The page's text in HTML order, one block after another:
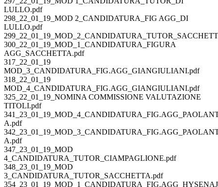
LULLO.pdf
298_22_01_19_MOD 2_CANDIDATURA_FIG AGG_DI
LULLO.pdf
300_22_01_19_MOD_1_CANDIDATURA_FIGURA
AGG_SACCHETTA.pdf
317_22_01_19
MOD_3_CANDIDATURA_FIG.AGG_GIANGIULIANI.pdf
318_22_01_19
MOD_4_CANDIDATURA_FIG.AGG_GIANGIULIANI.pdf
325_22_01_19_NOMINA COMMISSIONE VALUTAZIONE
TITOLI.pdf
A.pdf
A.pdf
347_23_01_19_MOD
4_CANDIDATURA_TUTOR_CIAMPAGLIONE.pdf
348_23_01_19_MOD
3_CANDIDATURA_TUTOR_SACCHETTA.pdf